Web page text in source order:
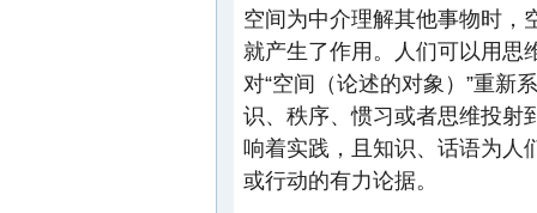
空间为中介理解其他事物时，
就产生了作用。人们可以用思
对“空间（论述的对象）”重新
识、秩序、惯习或者思维投射
响着实践，且知识、话语为人
或行动的有力论据。